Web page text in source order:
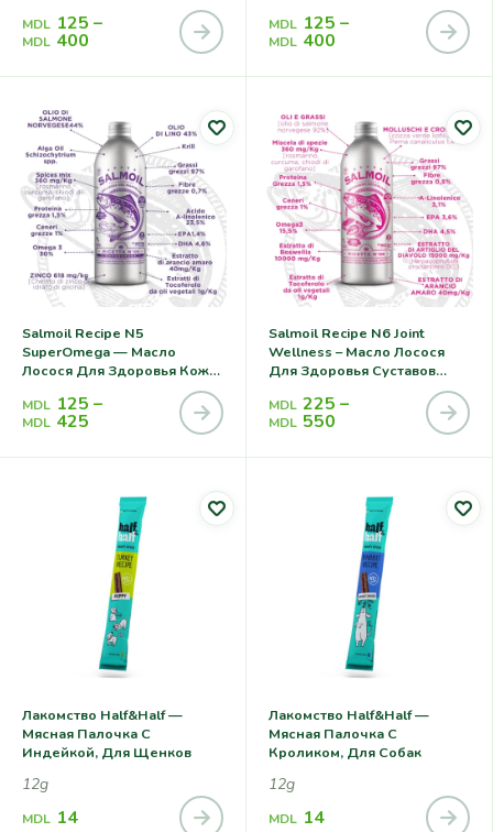
MDL 125 –
MDL 400
MDL 125 –
MDL 400
Salmoil Recipe N5
SuperOmega — Масло
Лосося Для Здоровья Кожи
И Шерсти Кошек И Собак
MDL 125 –
MDL 425
Salmoil Recipe N6 Joint
Wellness – Масло Лосося
Для Здоровья Суставов
MDL 225 –
MDL 550
Лакомство Half&Half —
Мясная Палочка С
Индейкой, Для Щенков
12g
MDL 14
Лакомство Half&Half —
Мясная Палочка С
Кроликом, Для Собак
12g
MDL 14